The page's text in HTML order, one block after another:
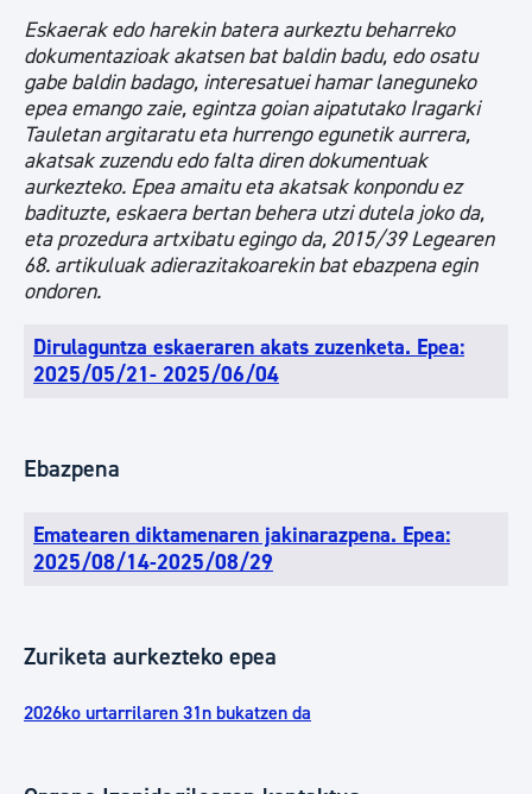
Eskaerak edo harekin batera aurkeztu beharreko
dokumentazioak akatsen bat baldin badu, edo osatu
gabe baldin badago, interesatuei hamar laneguneko
epea emango zaie, egintza goian aipatutako Iragarki
Tauletan argitaratu eta hurrengo egunetik aurrera,
akatsak zuzendu edo falta diren dokumentuak
aurkezteko. Epea amaitu eta akatsak konpondu ez
badituzte, eskaera bertan behera utzi dutela joko da,
eta prozedura artxibatu egingo da, 2015/39 Legearen
68. artikuluak adierazitakoarekin bat ebazpena egin
ondoren.
Dirulaguntza eskaeraren akats zuzenketa. Epea:
2025/05/21- 2025/06/04
Ebazpena
Ematearen diktamenaren jakinarazpena. Epea:
2025/08/14-2025/08/29
Zuriketa aurkezteko epea
2026ko urtarrilaren 31n bukatzen da